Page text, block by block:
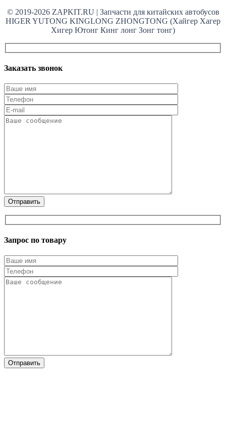
© 2019-2026 ZAPKIT.RU | Запчасти для китайских автобусов
HIGER YUTONG KINGLONG ZHONGTONG (Хайгер Хагер
Хигер Ютонг Кинг лонг Зонг тонг)
Заказать звонок
Запрос по товару